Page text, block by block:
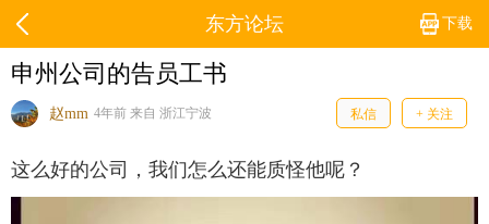
下载
东方论坛
申州公司的告员工书
赵mm 4年前 来自 浙江宁波 私信 + 关注
这么好的公司，我们怎么还能质怪他呢？